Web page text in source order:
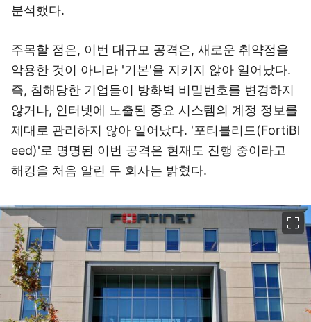
분석했다.
주목할 점은, 이번 대규모 공격은, 새로운 취약점을
악용한 것이 아니라 '기본'을 지키지 않아 일어났다.
즉, 침해당한 기업들이 방화벽 비밀번호를 변경하지
않거나, 인터넷에 노출된 중요 시스템의 계정 정보를
제대로 관리하지 않아 일어났다. '포티블리드(FortiBl
eed)'로 명명된 이번 공격은 현재도 진행 중이라고
해킹을 처음 알린 두 회사는 밝혔다.